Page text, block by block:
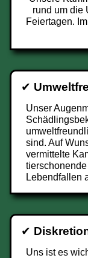
rund um die
Feiertagen.
✔
Unser
sind. Auf
vermittelte
Lebendfallen
✔
Uns ist es